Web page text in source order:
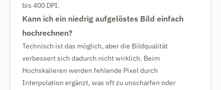
bis 400 DPI.
Kann ich ein niedrig aufgelöstes Bild einfach
hochrechnen?
Technisch ist das möglich, aber die Bildqualität
verbessert sich dadurch nicht wirklich. Beim
Hochskalieren werden fehlende Pixel durch
Interpolation ergänzt, was oft zu unscharfen oder